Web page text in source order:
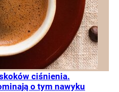
ciśnienia.
o tym nawyku